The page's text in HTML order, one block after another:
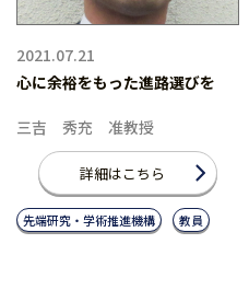
2021.07.21
心に余裕をもった進路選びを
三吉 秀充 准教授
詳細はこちら
先端研究・学術推進機構 教員